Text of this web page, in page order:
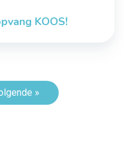
KOOS!
»